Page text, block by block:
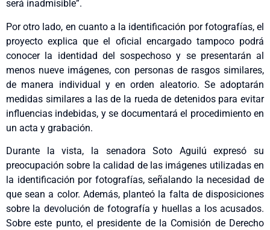
será inadmisible”.
Por otro lado, en cuanto a la identificación por fotografías, el
proyecto explica que el oficial encargado tampoco podrá
conocer la identidad del sospechoso y se presentarán al
menos nueve imágenes, con personas de rasgos similares,
de manera individual y en orden aleatorio. Se adoptarán
medidas similares a las de la rueda de detenidos para evitar
influencias indebidas, y se documentará el procedimiento en
un acta y grabación.
Durante la vista, la senadora Soto Aguilú expresó su
preocupación sobre la calidad de las imágenes utilizadas en
la identificación por fotografías, señalando la necesidad de
que sean a color. Además, planteó la falta de disposiciones
sobre la devolución de fotografía y huellas a los acusados.
Sobre este punto, el presidente de la Comisión de Derecho